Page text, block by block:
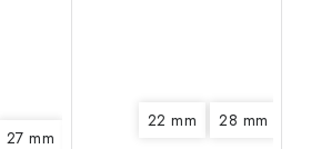
27 mm
22 mm 28 mm